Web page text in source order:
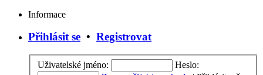
Informace
Přihlásit se • Registrovat
Uživatelské jméno:
Heslo: